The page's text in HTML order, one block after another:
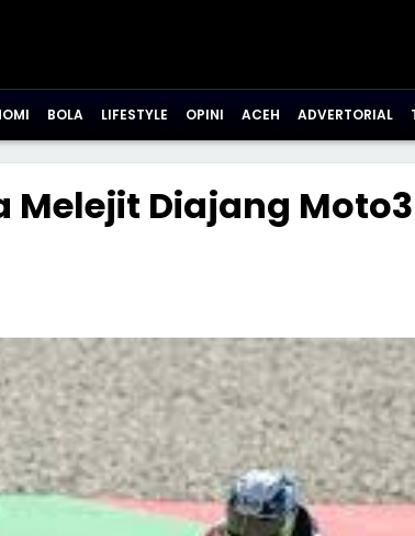
BOLA LIFESTYLE OPINI ACEH ADVERTORIAL
Melejit Diajang Moto3